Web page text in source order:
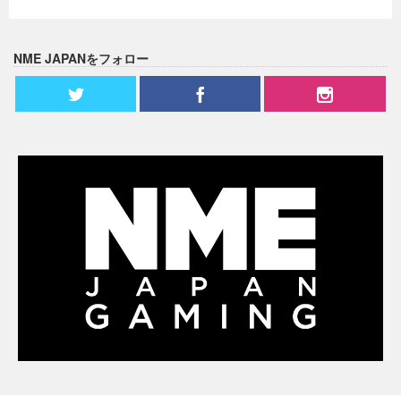
NME JAPANをフォロー